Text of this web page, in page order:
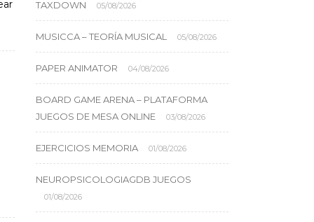
TAXDOWN 05/08/2026
MUSICCA – TEORÍA MUSICAL 05/08/2026
PAPER ANIMATOR 04/08/2026
BOARD GAME ARENA – PLATAFORMA
JUEGOS DE MESA ONLINE
03/08/2026
EJERCICIOS MEMORIA 01/08/2026
NEUROPSICOLOGIAGDB JUEGOS
01/08/2026